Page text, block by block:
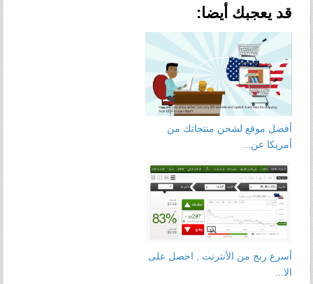
قد يعجبك أيضا:
أفضل موقع لشحن منتجاتك من
أمريكا عن...
أسرع ربح من الأنترنت , احصل على
الا...